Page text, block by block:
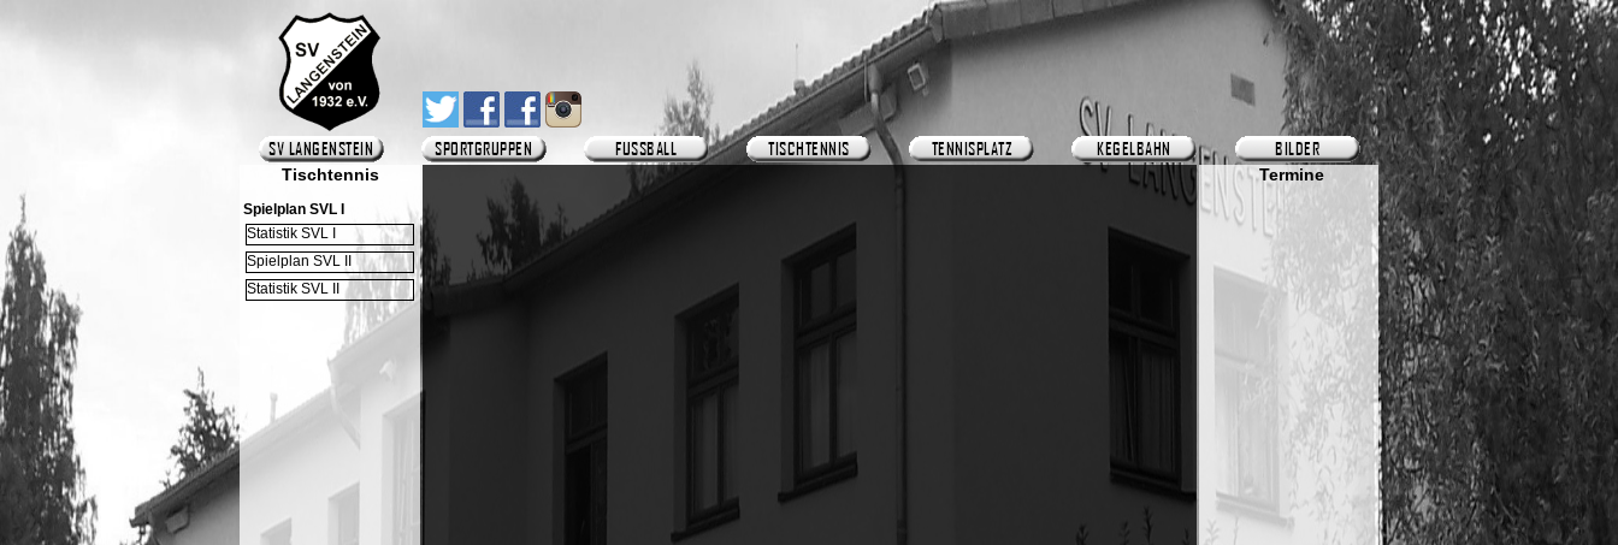
Tischtennis
Spielplan SVL I
Statistik SVL I
Spielplan SVL II
Statistik SVL II